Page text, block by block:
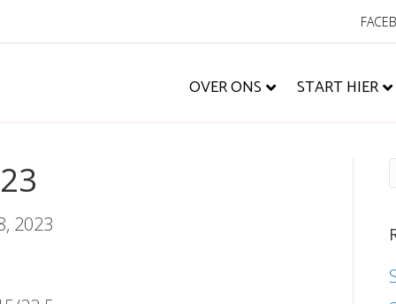
OVER ONS START HIER
2023